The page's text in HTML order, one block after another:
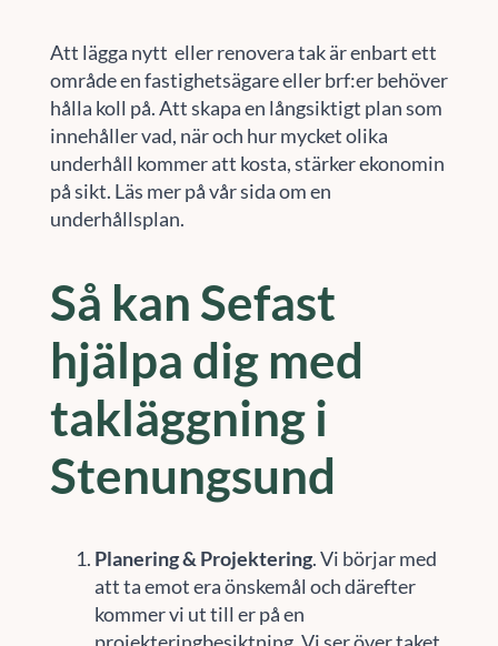
Att lägga nytt eller renovera tak är enbart ett
område en fastighetsägare eller brf:er behöver
hålla koll på. Att skapa en långsiktigt plan som
innehåller vad, när och hur mycket olika
underhåll kommer att kosta, stärker ekonomin
på sikt. Läs mer på vår sida om en
underhållsplan.
Så kan Sefast
hjälpa dig med
takläggning i
Stenungsund
Planering & Projektering. Vi börjar med
att ta emot era önskemål och därefter
kommer vi ut till er på en